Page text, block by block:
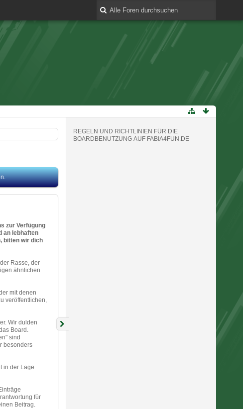
zur Verfügung
an lebhaften
bitten wir dich
Rasse, der
ähnlichen
mit denen
veröffentlichen,
Wir dulden
Board.
sind
besonders
in der Lage
für
Beitrag.
REGELN UND RICHTLINIEN FÜR DIE
BOARDBENUTZUNG AUF FABIA4FUN.DE